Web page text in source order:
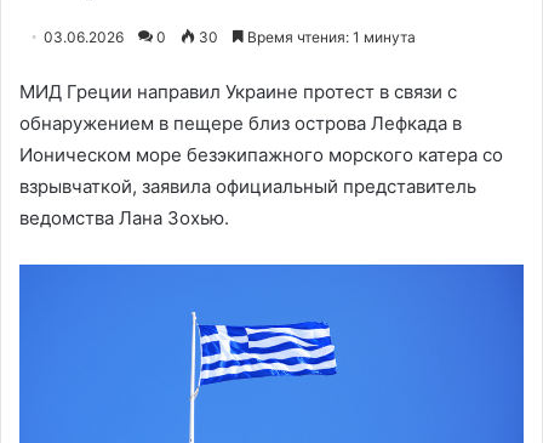
03.06.2026 0 30 Время чтения: 1 минута
МИД Греции направил Украине протест в связи с
обнаружением в пещере близ острова Лефкада в
Ионическом море безэкипажного морского катера со
взрывчаткой, заявила официальный представитель
ведомства Лана Зохью.